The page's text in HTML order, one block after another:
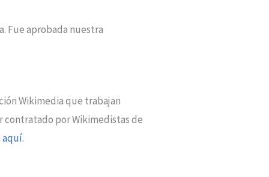
Fue aprobada nuestra
Wikimedia que trabajan
contratado por Wikimedistas de
aquí.